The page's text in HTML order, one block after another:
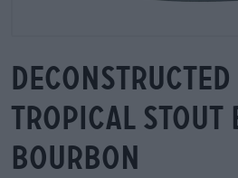
tropical stout
bourbon